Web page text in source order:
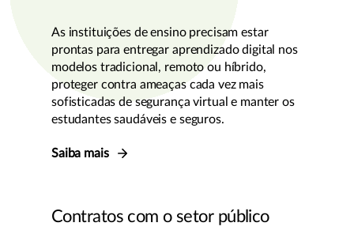
As instituições de ensino precisam estar
prontas para entregar aprendizado digital nos
modelos tradicional, remoto ou híbrido,
proteger contra ameaças cada vez mais
sofisticadas de segurança virtual e manter os
estudantes saudáveis e seguros.
Saiba mais
Contratos com o setor público